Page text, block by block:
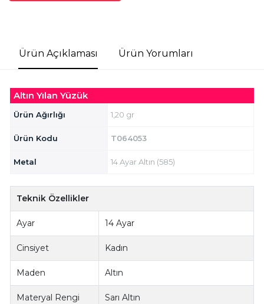
Ürün Açıklaması Ürün Yorumları
Altın Yılan Yüzük
Ürün Ağırlığı 1,20 gr
Ürün Kodu T064053
Metal 14 Ayar Altın (585)
Teknik Özellikler
Ayar 14 Ayar
Cinsiyet Kadın
Maden Altın
Materyal Rengi Sarı Altın